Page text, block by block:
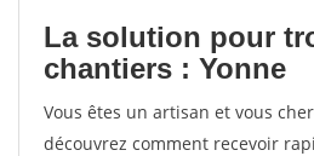
La solution pour
chantiers : Yonne
Vous êtes un artisan et vous
découvrez comment recevoir